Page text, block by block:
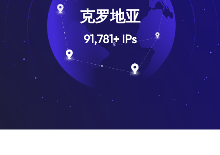
克罗地亚
91,781+ IPs